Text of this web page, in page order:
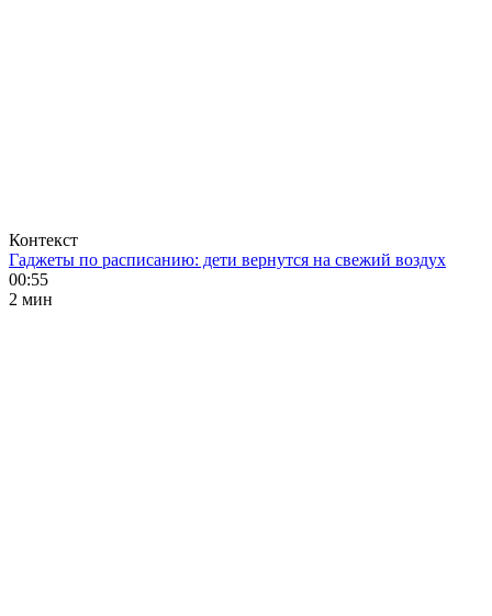
Контекст
Гаджеты по расписанию: дети вернутся на свежий воздух
00:55
2 мин